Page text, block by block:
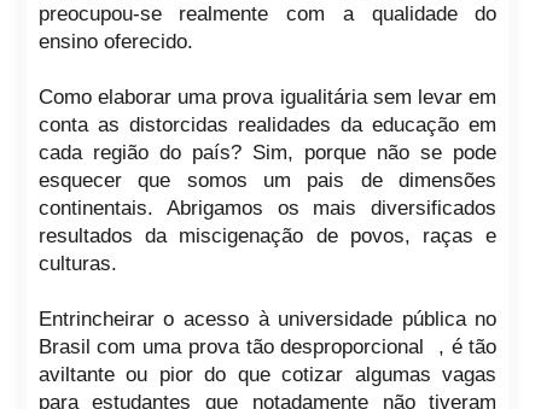
preocupou-se realmente com a qualidade do
ensino oferecido.
Como elaborar uma prova igualitária sem levar em
conta as distorcidas realidades da educação em
cada região do país? Sim, porque não se pode
esquecer que somos um pais de dimensões
continentais. Abrigamos os mais diversificados
resultados da miscigenação de povos, raças e
culturas.
Entrincheirar o acesso à universidade pública no
Brasil com uma prova tão desproporcional , é tão
aviltante ou pior do que cotizar algumas vagas
para estudantes que notadamente não tiveram